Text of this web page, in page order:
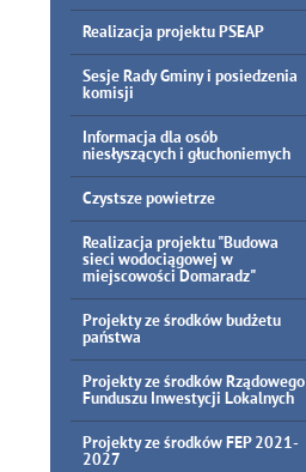
Realizacja projektu PSEAP
Sesje Rady Gminy i posiedzenia
komisji
Informacja dla osób
niesłyszących i głuchoniemych
Czystsze powietrze
Realizacja projektu "Budowa
sieci wodociągowej w
miejscowości Domaradz"
Projekty ze środków budżetu
państwa
Projekty ze środków Rządowego
Funduszu Inwestycji Lokalnych
Projekty ze środków FEP 2021-
2027